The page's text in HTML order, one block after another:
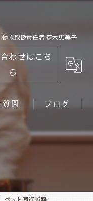
物取扱責任者 齋木恵美子
わせはこち
ら
問 ブログ